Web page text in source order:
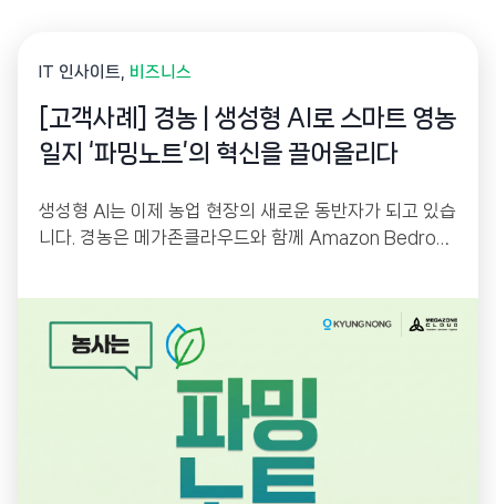
IT 인사이트 비즈니스
[고객사례] 경농 | 생성형 AI로 스마트 영농
일지 ‘파밍노트’의 혁신을 끌어올리다
생성형 AI는 이제 농업 현장의 새로운 동반자가 되고 있습
니다. 경농은 메가존클라우드와 함께 Amazon Bedrock
진 기반 Vision AI 검색을 통해 농업인의 정보 접근성을
높이고, AI 기반 운영 플랫폼으로 서비스 경쟁력을 한층
강화했습니다.